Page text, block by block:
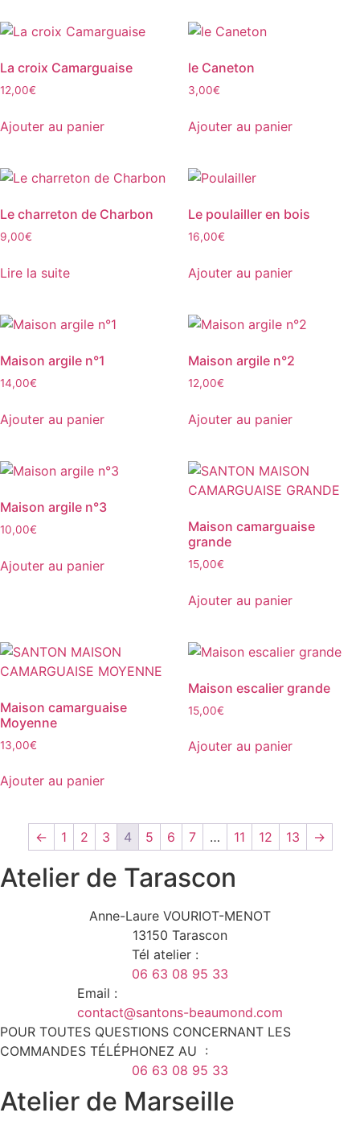
La croix Camarguaise
12,00€
Ajouter au panier
le Caneton
3,00€
Ajouter au panier
Le charreton de Charbon
9,00€
Lire la suite
Le poulailler en bois
16,00€
Ajouter au panier
Maison argile n°1
14,00€
Ajouter au panier
Maison argile n°2
12,00€
Ajouter au panier
Maison argile n°3
10,00€
Ajouter au panier
Maison camarguaise
grande
15,00€
Ajouter au panier
Maison camarguaise
Moyenne
13,00€
Ajouter au panier
Maison escalier grande
15,00€
Ajouter au panier
← 1 2 3 4 5 6 7 … 11 12 13 →
Atelier de Tarascon
Anne-Laure VOURIOT-MENOT
13150 Tarascon
Tél atelier :
06 63 08 95 33
Email :
contact@santons-beaumond.com
POUR TOUTES QUESTIONS CONCERNANT LES
COMMANDES TÉLÉPHONEZ AU :
06 63 08 95 33
Atelier de Marseille